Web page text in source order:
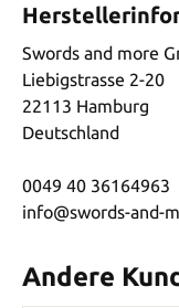
Swords and more
Liebigstrasse 2-20
22113 Hamburg
Deutschland
0049 40 36164963
info@swords-and-
Andere